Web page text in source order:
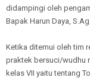
didampingi oleh
Bapak Harun Daya,
Ketika ditemui oleh tim
praktek bersuci/wudhu
kelas VII yaitu tentang